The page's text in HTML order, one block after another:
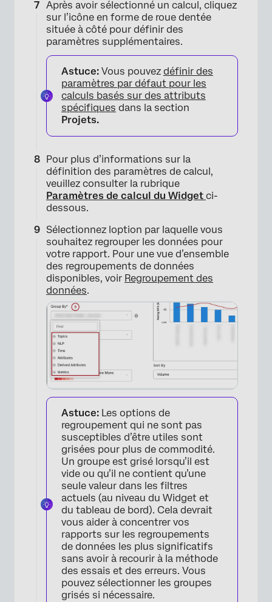
×
Après avoir sélectionné un calcul, cliquez
sur l’icône en forme de roue dentée
située à côté pour définir des
paramètres supplémentaires.
Astuce: Vous pouvez définir des
paramètres par défaut pour les
calculs basés sur des attributs
spécifiques dans la section
Projets.
Pour plus d’informations sur la
définition des paramètres de calcul,
veuillez consulter la rubrique
Paramètres de calcul du Widget ci-
dessous.
Sélectionnez loption par laquelle vous
souhaitez regrouper les données pour
votre rapport. Pour une vue d’ensemble
des regroupements de données
disponibles, voir Regroupement des
données.
Astuce: Les options de
regroupement qui ne sont pas
susceptibles d’être utiles sont
grisées pour plus de commodité.
Un groupe est grisé lorsqu’il est
vide ou qu’il ne contient qu’une
seule valeur dans les filtres
actuels (au niveau du Widget et
du tableau de bord). Cela devrait
vous aider à concentrer vos
rapports sur les regroupements
de données les plus significatifs
sans avoir à recourir à la méthode
des essais et des erreurs. Vous
pouvez sélectionner les groupes
grisés si nécessaire.